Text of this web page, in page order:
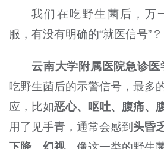
我们在吃野生菌后，万
服，有没有明确的“就医信号”？
云南大学附属医院急诊医
吃野生菌后的示警信号，最多
应，比如恶心、呕吐、腹痛、
用了见手青，通常会感到 头昏